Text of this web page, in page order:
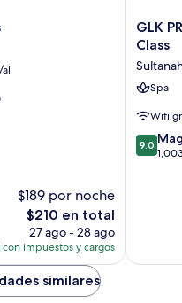
$189 por noche
El
precio
actual
es
de
$210
$210 en total
27 ago - 28 ago
con impuestos y cargos
GLK
Suites
&
-
Special
Class
GLK
Class
Spa
Wifi
9.0
de
9.0
similares